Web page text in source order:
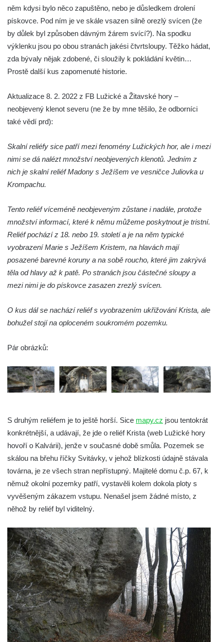
Skalní reliéf (nejen) rytíře (Radvanec –
Lužické hory)
Skalní reliéf Ukřižování Krista (Radvanec –
Lužické hory)
Skalní reliéf Ukřižování Krista (Radvanec –
Skalní reliéf Krista po Bičování (Lužické
hory)
Reliéf Nejsvětější Trojice – Kamenný oltář
Skalní reliéf Útěk do Egypta (Lužické hory)
Skalní reliéfy v Dolní Světlé (Lužické hory)
skalní reliéfy v osadě Třídomí
Skála smrti u Kunratic
Skalní reliéf Korunování Panny Marie v
Srbské Kamenici
něm kdysi bylo něco zapuštěno, nebo je důsledkem drolení
pískovce. Pod ním je ve skále vsazen silně orezlý svícen (že
by důlek byl způsoben dávným žárem svící?). Na spodku
výklenku jsou po obou stranách jakési čtvrtsloupy. Těžko hádat,
zda bývaly nějak zdobené, či sloužily k pokládání květin…
Prostě další kus zapomenuté historie.
Aktualizace 8. 2. 2022 z FB Lužické a Žitavské hory –
neobjevený klenot severu (ne že by mne těšilo, že odborníci
také vědí prd):
Skalní reliéfy sice patří mezi fenomény Lužických hor, ale i mezi
nimi se dá nalézt množství neobjevených klenotů. Jedním z
nich je skalní reliéf Madony s Ježíšem ve vesničce Juliovka u
Krompachu.
Tento reliéf víceméně neobjeveným zůstane i nadále, protože
množství informací, které k němu můžeme poskytnout je tristní.
Reliéf pochází z 18. nebo 19. století a je na něm typické
vyobrazení Marie s Ježíšem Kristem, na hlavách mají
posazené barevné koruny a na sobě roucho, které jim zakrývá
těla od hlavy až k patě. Po stranách jsou částečné sloupy a
mezi nimi je do pískovce zasazen zrezlý svícen.
O kus dál se nachází reliéf s vyobrazením ukřižování Krista, ale
bohužel stojí na oploceném soukromém pozemku.
Pár obrázků:
S druhým reliéfem je to ještě horší. Sice mapy.cz jsou tentokrát
konkrétnější, a udávají, že jde o reliéf Krista (web Lužické hory
hovoří o Kalvárii), jenže v současné době smůla. Pozemek se
skálou na břehu říčky Svitávky, v jehož blízkosti údajně stávala
továrna, je ze všech stran nepřístupný. Majitelé domu č.p. 67, k
němuž okolní pozemky patří, vystavěli kolem dokola ploty s
vyvěšeným zákazem vstupu. Nenašel jsem žádné místo, z
něhož by reliéf byl viditelný.